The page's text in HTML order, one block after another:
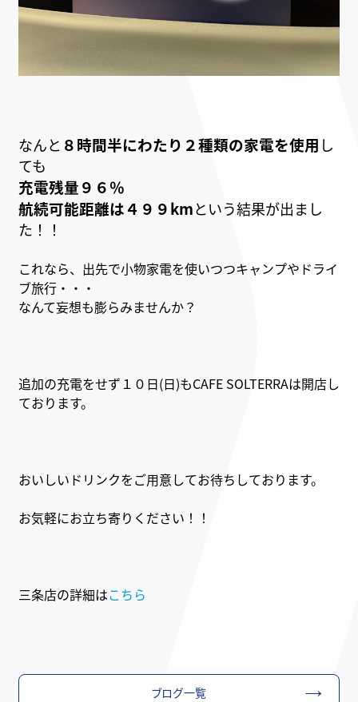
なんと ８時間半にわたり２種類の家電を使用 し
ても
充電残量９６％
航続可能距離は４９９kmという結果が出まし
た！！
これなら、出先で小物家電を使いつつキャンプやドライ
ブ旅行・・・
なんて妄想も膨らみませんか？
追加の充電をせず１０日(日)もCAFE SOLTERRAは開店し
ております。
おいしいドリンクをご用意してお待ちしております。
お気軽にお立ち寄りください！！
三条店の詳細はこちら
ブログ一覧